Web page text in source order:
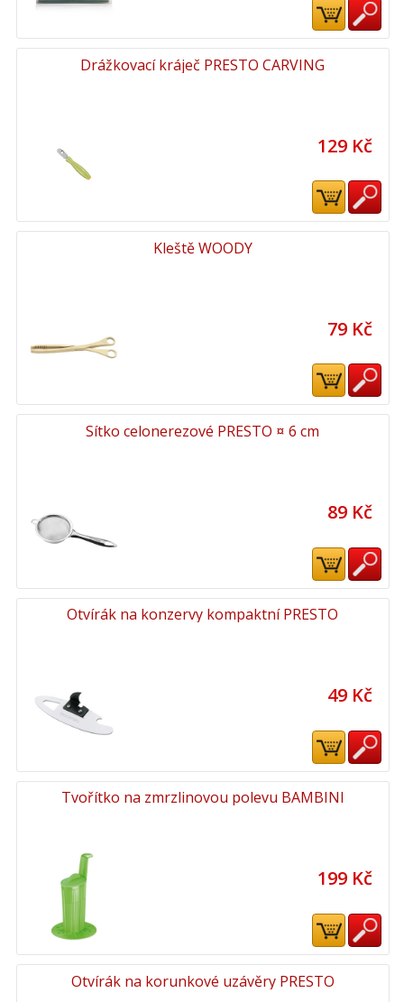
Drážkovací kráječ PRESTO CARVING
129 Kč
Kleště WOODY
79 Kč
Sítko celonerezové PRESTO ¤ 6 cm
89 Kč
Otvírák na konzervy kompaktní PRESTO
49 Kč
Tvořítko na zmrzlinovou polevu BAMBINI
199 Kč
Otvírák na korunkové uzávěry PRESTO